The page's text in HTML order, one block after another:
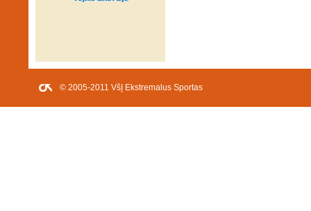
© 2005-2011 VšĮ Ekstremalus Sportas